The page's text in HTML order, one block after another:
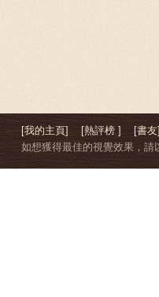
[我的主頁] [熱評榜 ] [書友]
如想獲得最佳的視覺效果，